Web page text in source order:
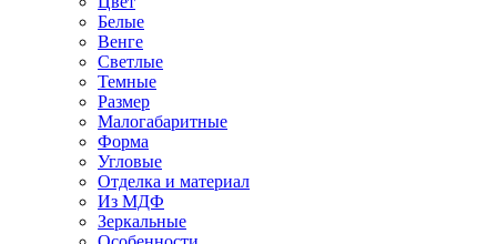
Белые
Венге
Светлые
Темные
Размер
Малогабаритные
Форма
Угловые
Отделка и материал
Из МДФ
Зеркальные